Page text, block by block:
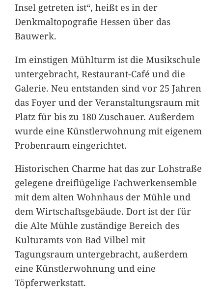
Insel getreten ist“, heißt es in der
Denkmaltopografie Hessen über das
Bauwerk.
Im einstigen Mühlturm ist die Musikschule
untergebracht, Restaurant-Café und die
Galerie. Neu entstanden sind vor 25 Jahren
das Foyer und der Veranstaltungsraum mit
Platz für bis zu 180 Zuschauer. Außerdem
wurde eine Künstlerwohnung mit eigenem
Probenraum eingerichtet.
Historischen Charme hat das zur Lohstraße
gelegene dreiflügelige Fachwerkensemble
mit dem alten Wohnhaus der Mühle und
dem Wirtschaftsgebäude. Dort ist der für
die Alte Mühle zuständige Bereich des
Kulturamts von Bad Vilbel mit
Tagungsraum untergebracht, außerdem
eine Künstlerwohnung und eine
Töpferwerkstatt.